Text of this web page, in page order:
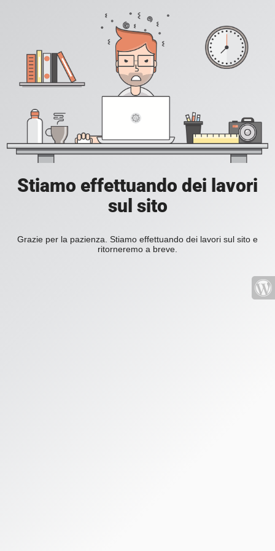
Stiamo effettuando dei lavori
sul sito
Grazie per la pazienza. Stiamo effettuando dei lavori sul sito e
ritorneremo a breve.